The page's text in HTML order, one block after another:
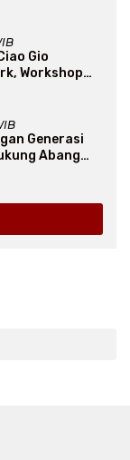
Gio
Workshop
Generasi
Abang